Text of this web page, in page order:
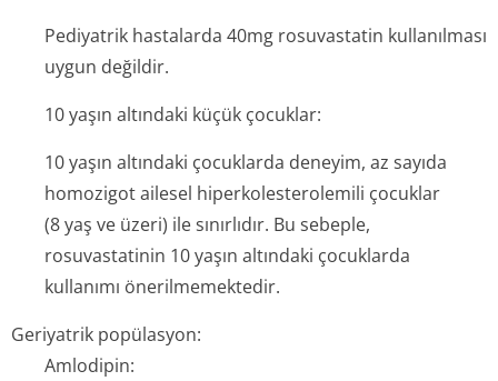
Pediyatrik hastalarda 40mg rosuvastatin kullanılması
uygun değildir.
10 yaşın altındaki küçük çocuklar:
10 yaşın altındaki çocuklarda deneyim, az sayıda
homozigot ailesel hiperkolestero­lemili çocuklar
(8 yaş ve üzeri) ile sınırlıdır. Bu sebeple,
rosuvastatinin 10 yaşın altındaki çocuklarda
kullanımı önerilmemektedir.
Geriyatrik popülasyon:
Amlodipin: